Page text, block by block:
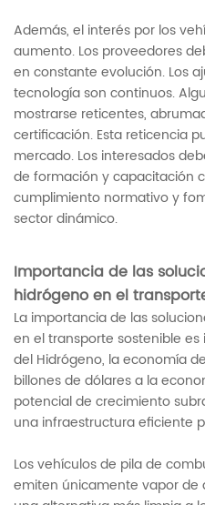
Además, el interés por los
aumento. Los proveedores
en constante evolución. Los
tecnología son continuos.
mostrarse reticentes,
certificación. Esta reticencia
mercado. Los interesados
de formación y capacitación
cumplimiento normativo y
sector dinámico.
Importancia de las
hidrógeno en el
La importancia de las
en el transporte sostenible
del Hidrógeno, la economía
billones de dólares a la
potencial de crecimiento
una infraestructura eficiente
Los vehículos de pila de
emiten únicamente vapor de